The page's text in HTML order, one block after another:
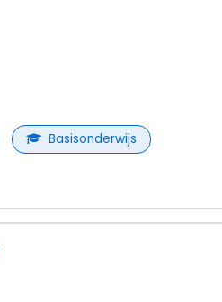
Basisonderwijs